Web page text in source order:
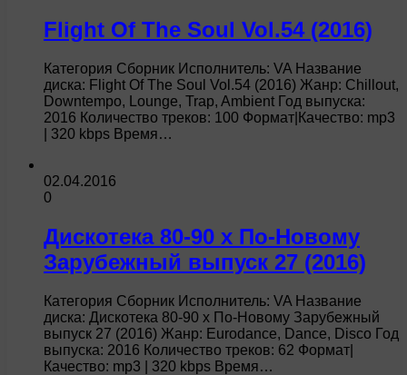
Flight Of The Soul Vol.54 (2016)
Категория Сборник Исполнитель: VA Название
диска: Flight Of The Soul Vol.54 (2016) Жанр: Chillout,
Downtempo, Lounge, Trap, Ambient Год выпуска:
2016 Количество треков: 100 Формат|Качество: mp3
| 320 kbps Время…
02.04.2016
0
Дискотека 80-90 х По-Новому
Зарубежный выпуск 27 (2016)
Категория Сборник Исполнитель: VA Название
диска: Дискотека 80-90 х По-Новому Зарубежный
выпуск 27 (2016) Жанр: Eurodance, Dance, Disco Год
выпуска: 2016 Количество треков: 62 Формат|
Качество: mp3 | 320 kbps Время…